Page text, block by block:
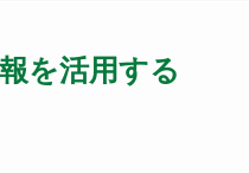
を活用する